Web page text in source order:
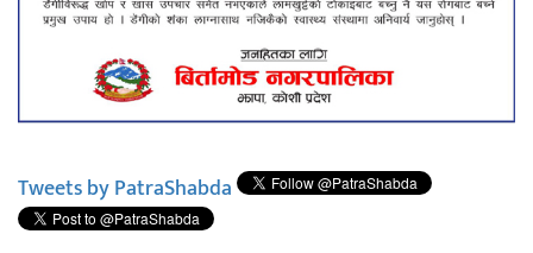
Tweets by PatraShabda